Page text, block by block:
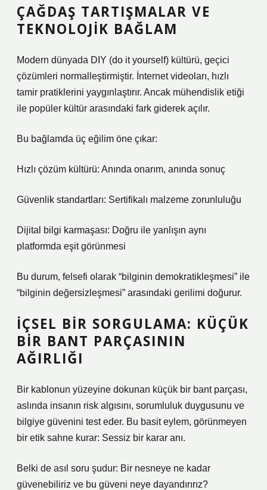
ÇAĞDAŞ TARTIŞMALAR VE
TEKNOLOJIK BAĞLAM
Modern dünyada DIY (do it yourself) kültürü, geçici
çözümleri normalleştirmiştir. İnternet videoları, hızlı
tamir pratiklerini yaygınlaştırır. Ancak mühendislik etiği
ile popüler kültür arasındaki fark giderek açılır.
Bu bağlamda üç eğilim öne çıkar:
Hızlı çözüm kültürü: Anında onarım, anında sonuç
Güvenlik standartları: Sertifikalı malzeme zorunluluğu
Dijital bilgi karmaşası: Doğru ile yanlışın aynı
platformda eşit görünmesi
Bu durum, felsefi olarak “bilginin demokratikleşmesi” ile
“bilginin değersizleşmesi” arasındaki gerilimi doğurur.
İÇSEL BIR SORGULAMA: KÜÇÜK
BIR BANT PARÇASININ
AĞIRLIĞI
Bir kablonun yüzeyine dokunan küçük bir bant parçası,
aslında insanın risk algısını, sorumluluk duygusunu ve
bilgiye güvenini test eder. Bu basit eylem, görünmeyen
bir etik sahne kurar: Sessiz bir karar anı.
Belki de asıl soru şudur: Bir nesneye ne kadar
güvenebiliriz ve bu güveni neye dayandırırız?